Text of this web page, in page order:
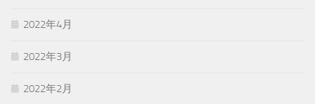
2022年4月
2022年3月
2022年2月